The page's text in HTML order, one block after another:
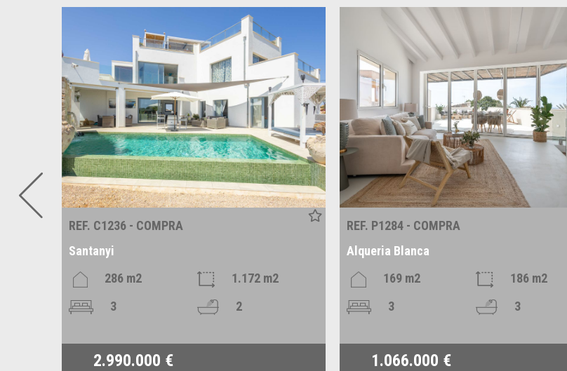
REF. C1236 - COMPRA
Santanyi
286 m2
1.172 m2
3
2
2.990.000 €
REF. P1284 - COMPRA
Alqueria Blanca
169 m2
186 m2
3
3
1.066.000 €